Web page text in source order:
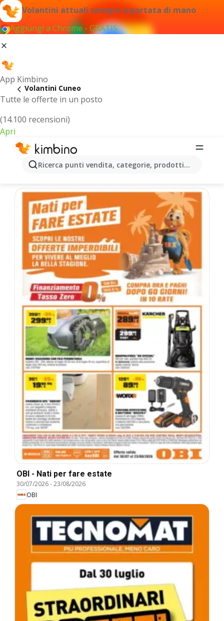
Volantini attuali sempre a portata di mano
Aggiungi a Chrome - GRATIS
App Kimbino
Tutte le offerte in un posto
(14.100 recensioni)
Apri
Ricerca punti vendita, categorie, prodotti...
Volantini Cuneo
Cuneo - Volantini più recenti
OBI - Nati per fare estate
30/07/2026-23/08/2026
OBI